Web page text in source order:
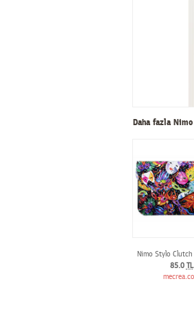
Daha fazla
Nimo Stylo Clutch
85.0 TL